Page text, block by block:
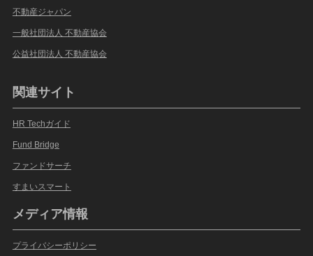
不動産ジャパン
一般社団法人 不動産協会
公益社団法人 不動産協会
関連サイト
HR Techガイド
Fund Bridge
ファンドサーチ
すまいスマート
メディア情報
プライバシーポリシー